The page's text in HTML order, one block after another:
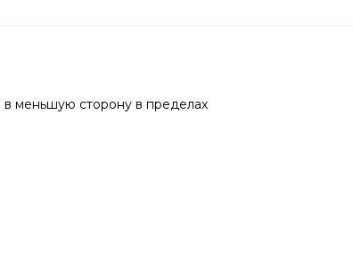
в меньшую сторону в пределах